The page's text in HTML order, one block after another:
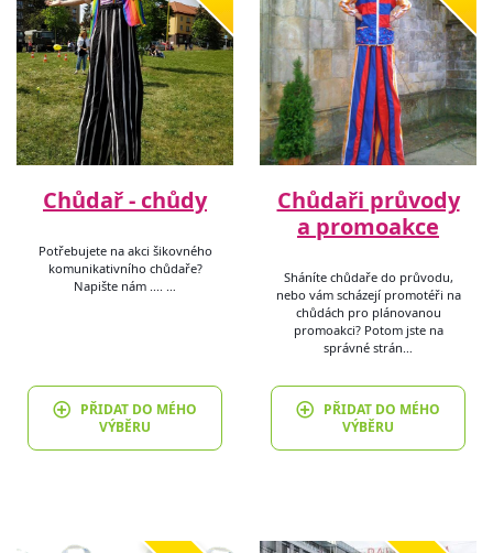
Chůdař - chůdy
Potřebujete na akci šikovného
komunikativního chůdaře?
Napište nám .... …
PŘIDAT DO MÉHO
VÝBĚRU
Chůdaři průvody
a promoakce
Sháníte chůdaře do průvodu,
nebo vám scházejí promotéři na
chůdách pro plánovanou
promoakci? Potom jste na
správné strán…
PŘIDAT DO MÉHO
VÝBĚRU